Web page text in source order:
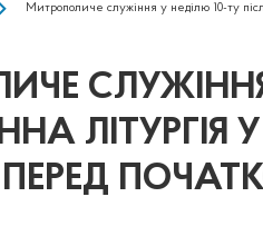
Митрополиче служіння у неділю 10-ту
ПЕРЕД